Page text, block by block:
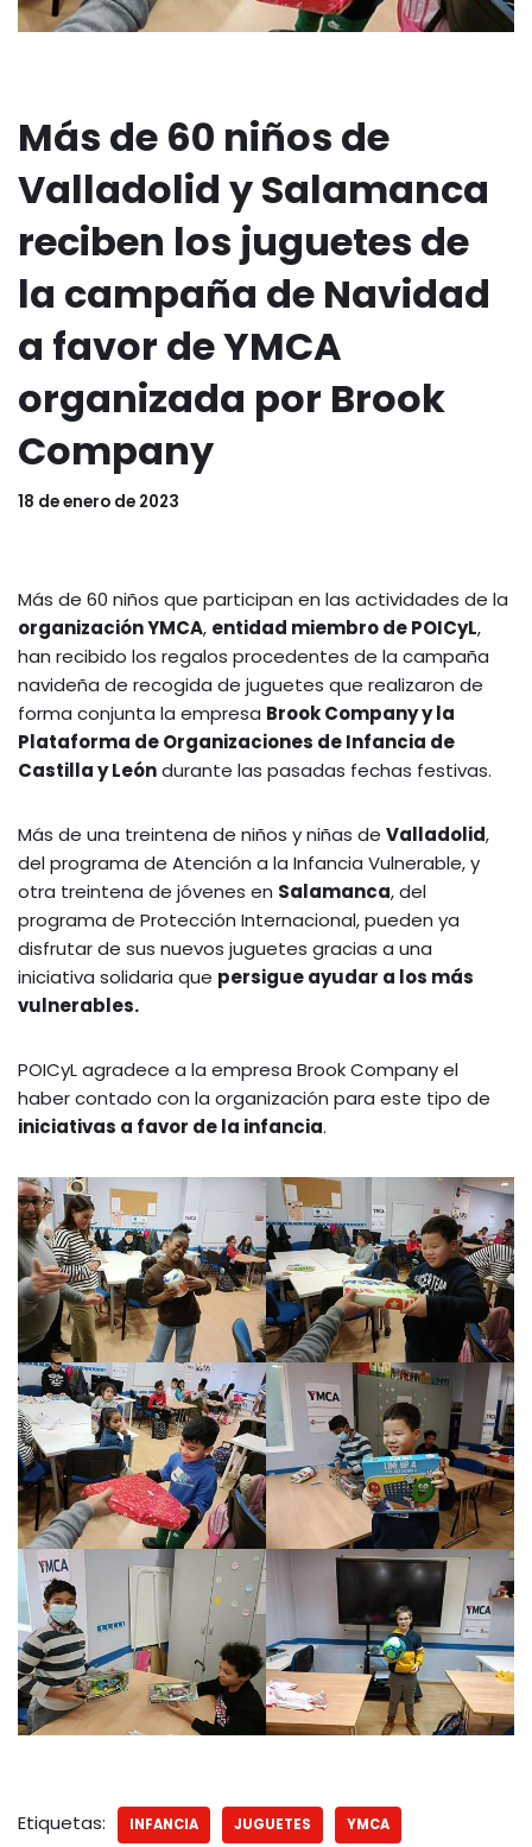
Más de 60 niños de
Valladolid y Salamanca
reciben los juguetes de
la campaña de Navidad
a favor de YMCA
organizada por Brook
Company
18 de enero de 2023
Más de 60 niños que participan en las actividades de la
organización YMCA, entidad miembro de POICyL,
han recibido los regalos procedentes de la campaña
navideña de recogida de juguetes que realizaron de
forma conjunta la empresa Brook Company y la
Plataforma de Organizaciones de Infancia de
Castilla y Leóndurante las pasadas fechas festivas.
Más de una treintena de niños y niñas de Valladolid,
del programa de Atención a la Infancia Vulnerable, y
otra treintena de jóvenes en Salamanca, del
programa de Protección Internacional, pueden ya
disfrutar de sus nuevos juguetes gracias a una
iniciativa solidaria que persigue ayudar a los más
vulnerables.
POICyL agradece a la empresa Brook Company el
haber contado con la organización para este tipo de
iniciativas a favor de la infancia.
Etiquetas: INFANCIA JUGUETES YMCA